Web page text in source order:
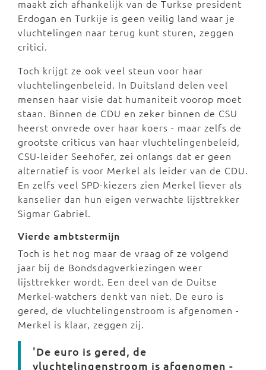
maakt zich afhankelijk van de Turkse president
Erdogan en Turkije is geen veilig land waar je
vluchtelingen naar terug kunt sturen, zeggen
critici.
Toch krijgt ze ook veel steun voor haar
vluchtelingenbeleid. In Duitsland delen veel
mensen haar visie dat humaniteit voorop moet
staan. Binnen de CDU en zeker binnen de CSU
heerst onvrede over haar koers - maar zelfs de
grootste criticus van haar vluchtelingenbeleid,
CSU-leider Seehofer, zei onlangs dat er geen
alternatief is voor Merkel als leider van de CDU.
En zelfs veel SPD-kiezers zien Merkel liever als
kanselier dan hun eigen verwachte lijsttrekker
Sigmar Gabriel.
Vierde ambtstermijn
Toch is het nog maar de vraag of ze volgend
jaar bij de Bondsdagverkiezingen weer
lijsttrekker wordt. Een deel van de Duitse
Merkel-watchers denkt van niet. De euro is
gered, de vluchtelingenstroom is afgenomen -
Merkel is klaar, zeggen zij.
'De euro is gered, de
vluchtelingenstroom is afgenomen -